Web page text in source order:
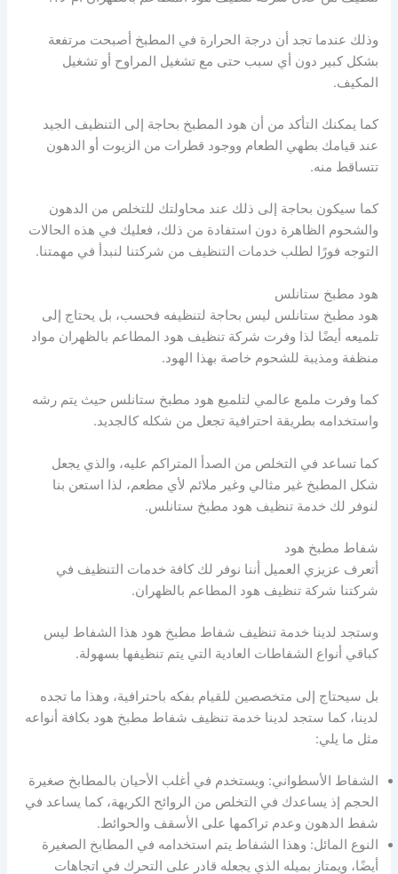
وذلك عندما تجد أن درجة الحرارة في المطبخ أصبحت مرتفعة
بشكل كبير دون أي سبب حتى مع تشغيل المراوح أو تشغيل
المكيف.
كما يمكنك التأكد من أن هود المطبخ بحاجة إلى التنظيف الجيد
عند قيامك بطهي الطعام ووجود قطرات من الزيوت أو الدهون
تتساقط منه.
كما سيكون بحاجة إلى ذلك عند محاولتك للتخلص من الدهون
والشحوم الظاهرة دون استفادة من ذلك، فعليك في هذه الحالات
التوجه فورًا لطلب خدمات التنظيف من شركتنا لنبدأ في مهمتنا.
هود مطبخ ستانلس
هود مطبخ ستانلس ليس بحاجة لتنظيفه فحسب، بل يحتاج إلى
تلميعه أيضًا لذا وفرت شركة تنظيف هود المطاعم بالظهران مواد
منظفة ومذيبة للشحوم خاصة بهذا الهود.
كما وفرت ملمع عالمي لتلميع هود مطبخ ستانلس حيث يتم رشه
واستخدامه بطريقة احترافية تجعل من شكله كالجديد.
كما تساعد في التخلص من الصدأ المتراكم عليه، والذي يجعل
شكل المطبخ غير مثالي وغير ملائم لأي مطعم، لذا استعن بنا
لنوفر لك خدمة تنظيف هود مطبخ ستانلس.
شفاط مطبخ هود
أتعرف عزيزي العميل أننا نوفر لك كافة خدمات التنظيف في
شركتنا شركة تنظيف هود المطاعم بالظهران.
وستجد لدينا خدمة تنظيف شفاط مطبخ هود هذا الشفاط ليس
كباقي أنواع الشفاطات العادية التي يتم تنظيفها بسهولة.
بل سيحتاج إلى متخصصين للقيام بفكه باحترافية، وهذا ما تجده
لدينا، كما ستجد لدينا خدمة تنظيف شفاط مطبخ هود بكافة أنواعه
مثل ما يلي:
الشفاط الأسطواني: ويستخدم في أغلب الأحيان بالمطابخ صغيرة
الحجم إذ يساعدك في التخلص من الروائح الكريهة، كما يساعد في
شفط الدهون وعدم تراكمها على الأسقف والحوائط.
النوع المائل: وهذا الشفاط يتم استخدامه في المطابخ الصغيرة
أيضًا، ويمتاز بميله الذي يجعله قادر على التحرك في اتجاهات